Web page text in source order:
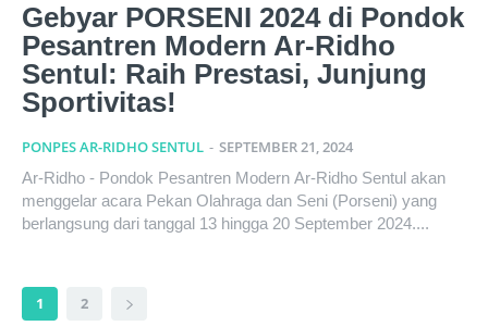
Gebyar PORSENI 2024 di Pondok
Pesantren Modern Ar-Ridho
Sentul: Raih Prestasi, Junjung
Sportivitas!
PONPES AR-RIDHO SENTUL - SEPTEMBER 21, 2024
Ar-Ridho - Pondok Pesantren Modern Ar-Ridho Sentul akan
menggelar acara Pekan Olahraga dan Seni (Porseni) yang
berlangsung dari tanggal 13 hingga 20 September 2024....
1 2